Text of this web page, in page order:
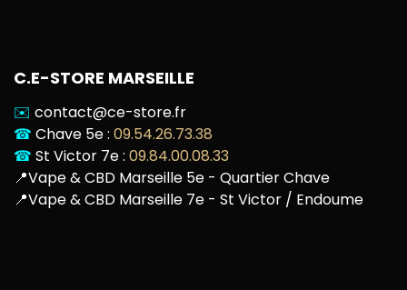
C.E-STORE MARSEILLE
✉️ contact@ce-store.fr
☎ Chave 5e : 09.54.26.73.38
☎ St Victor 7e : 09.84.00.08.33
📍Vape & CBD Marseille 5e - Quartier Chave
📍Vape & CBD Marseille 7e - St Victor / Endoume